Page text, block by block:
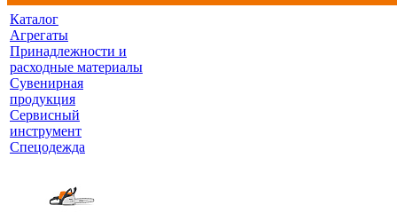
Каталог
Агрегаты
Принадлежности и
расходные материалы
Сувенирная
продукция
Сервисный
инструмент
Спецодежда